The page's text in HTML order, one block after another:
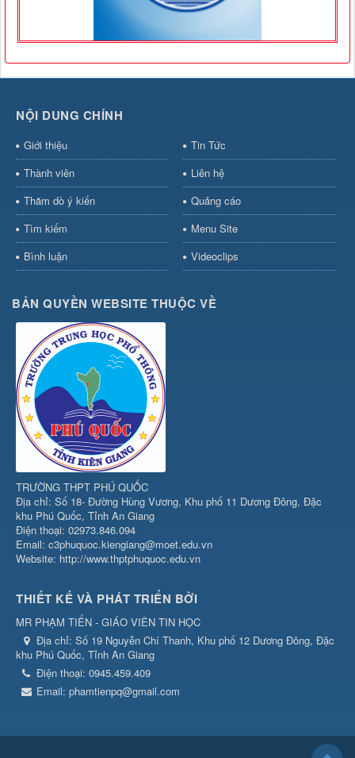
NỘI DUNG CHÍNH
Giới thiệu
Tin Tức
Thành viên
Liên hệ
Thăm dò ý kiến
Quảng cáo
Tìm kiếm
Menu Site
Bình luận
Videoclips
BẢN QUYỀN WEBSITE THUỘC VỀ
TRƯỜNG THPT PHÚ QUỐC
Địa chỉ: Số 18- Đường Hùng Vương, Khu phố 11 Dương Đông, Đặc
khu Phú Quốc, Tỉnh An Giang
Điện thoại: 02973.846.094
Email: c3phuquoc.kiengiang@moet.edu.vn
Website: http://www.thptphuquoc.edu.vn
THIẾT KẾ VÀ PHÁT TRIỂN BỞI
MR PHẠM TIẾN - GIÁO VIÊN TIN HỌC
Địa chỉ: Số 19 Nguyễn Chí Thanh, Khu phố 12 Dương Đông, Đặc
khu Phú Quốc, Tỉnh An Giang
Điện thoại: 0945.459.409
Email: phamtienpq@gmail.com